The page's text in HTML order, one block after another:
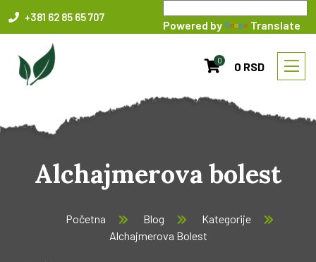
+381 62 85 65 707
Powered by Translate
0 0 RSD
Alchajmerova bolest
Početna Blog
Kategorije
Alchajmerova Bolest